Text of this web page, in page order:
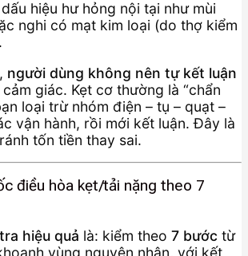
hiệu hư hỏng nội tại như mùi
nghi có mạt kim loại (do thợ kiểm
người dùng không nên tự kết luận
giác. Kẹt cơ thường là “chẩn
loại trừ nhóm điện – tụ – quạt –
vận hành, rồi mới kết luận. Đây là
tốn tiền thay sai.
điều hòa kẹt/tải nặng theo 7
hiệu quả là: kiểm theo 7 bước từ
vùng nguyên nhân, với kết